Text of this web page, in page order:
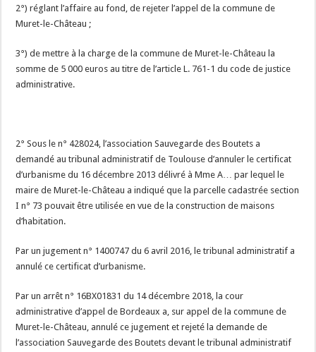
2°) réglant l’affaire au fond, de rejeter l’appel de la commune de
Muret-le-Château ;
3°) de mettre à la charge de la commune de Muret-le-Château la
somme de 5 000 euros au titre de l’article L. 761-1 du code de justice
administrative.
2° Sous le n° 428024, l’association Sauvegarde des Boutets a
demandé au tribunal administratif de Toulouse d’annuler le certificat
d’urbanisme du 16 décembre 2013 délivré à Mme A… par lequel le
maire de Muret-le-Château a indiqué que la parcelle cadastrée section
I n° 73 pouvait être utilisée en vue de la construction de maisons
d’habitation.
Par un jugement n° 1400747 du 6 avril 2016, le tribunal administratif a
annulé ce certificat d’urbanisme.
Par un arrêt n° 16BX01831 du 14 décembre 2018, la cour
administrative d’appel de Bordeaux a, sur appel de la commune de
Muret-le-Château, annulé ce jugement et rejeté la demande de
l’association Sauvegarde des Boutets devant le tribunal administratif